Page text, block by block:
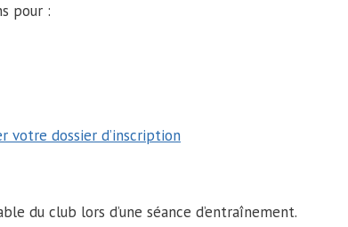
pour :
votre dossier d’inscription
du club lors d’une séance d’entraînement.